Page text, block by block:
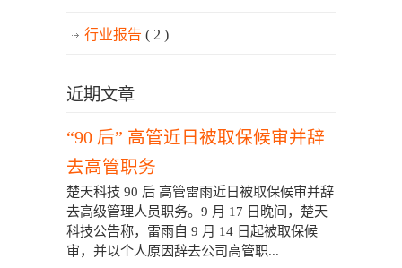
行业报告 ( 2 )
近期文章
“90 后” 高管近日被取保候审并辞
去高管职务
楚天科技 90 后 高管雷雨近日被取保候审并辞
去高级管理人员职务。9 月 17 日晚间，楚天
科技公告称，雷雨自 9 月 14 日起被取保候
审，并以个人原因辞去公司高管职...